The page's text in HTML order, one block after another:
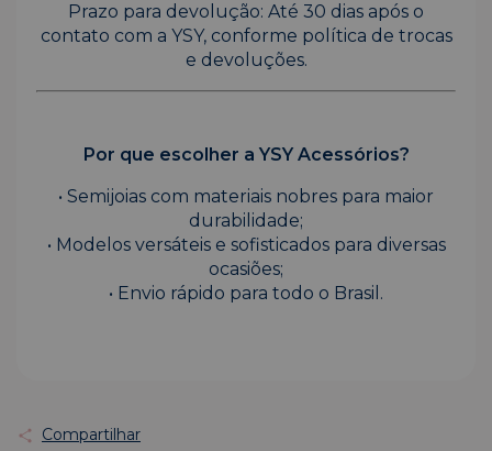
Prazo para devolução: Até 30 dias após o
contato com a YSY, conforme política de trocas
e devoluções.
Por que escolher a YSY Acessórios?
• Semijoias com materiais nobres para maior
durabilidade;
• Modelos versáteis e sofisticados para diversas
ocasiões;
• Envio rápido para todo o Brasil.
Compartilhar